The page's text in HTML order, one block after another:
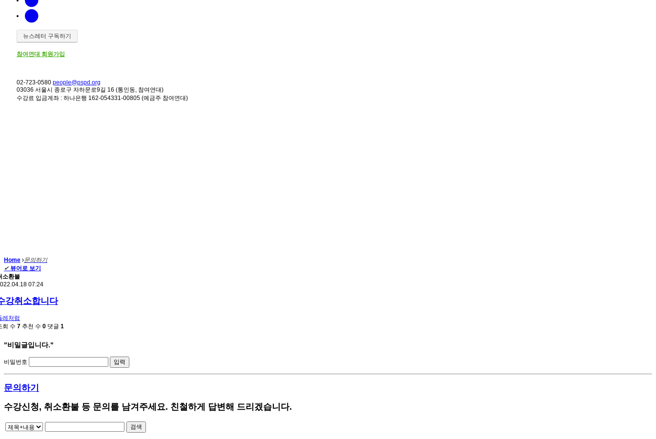
뉴스레터 구독하기
참여연대 회원가입
02-723-0580 people@pspd.org
03036 서울시 종로구 자하문로9길 16 (통인동, 참여연대)
수강료 입금계좌 : 하나은행 162-054331-00805 (예금주 참여연대)
Home 문의하기
✔ 뷰어로 보기
소환불
07:24
강취소합니다
레처럼
회 수 7 추천 수 0 댓글 1
"비밀글입니다."
비밀번호
문의하기
수강신청, 취소환불 등 문의를 남겨주세요. 친철하게 답변해 드리겠습니다.
검색